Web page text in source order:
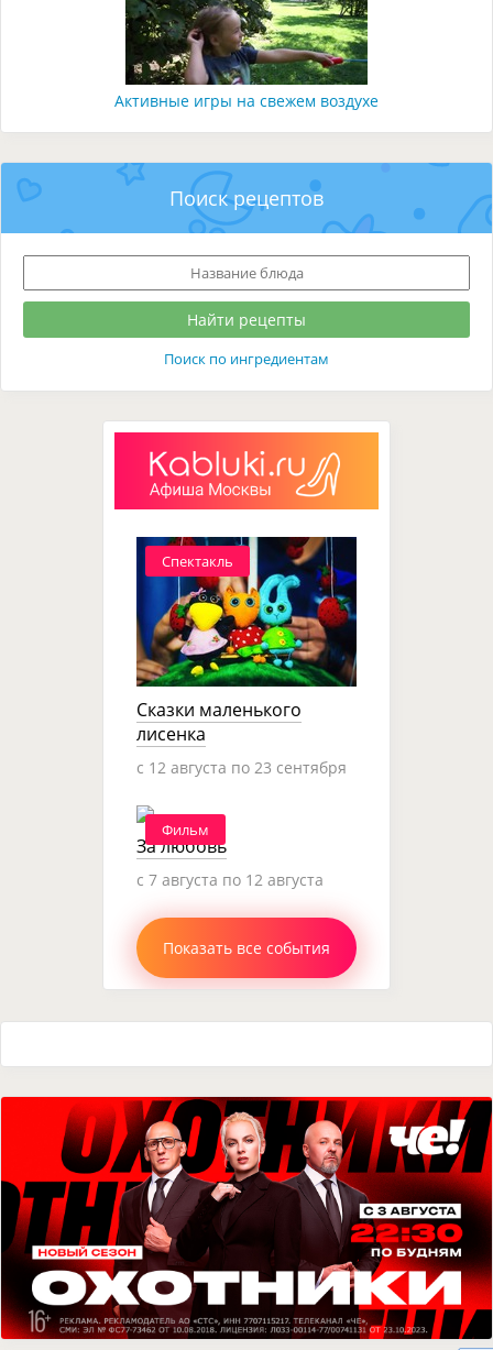
Активные игры на свежем воздухе
Поиск рецептов
Поиск по ингредиентам
Спектакль
Сказки маленького
лисенка
c 12 августа по 23 сентября
Фильм
За любовь
c 7 августа по 12 августа
Показать все события